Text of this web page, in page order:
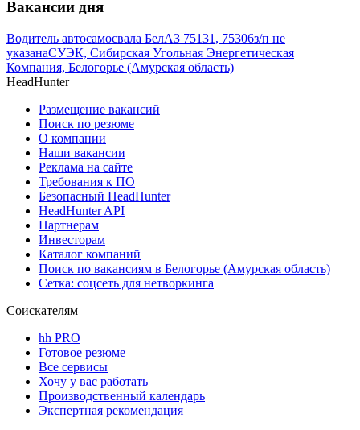
Вакансии дня
Водитель автосамосвала БелАЗ 75131, 75306з/п не
указанаСУЭК, Сибирская Угольная Энергетическая
Компания, Белогорье (Амурская область)
HeadHunter
Размещение вакансий
Поиск по резюме
О компании
Наши вакансии
Реклама на сайте
Требования к ПО
Безопасный HeadHunter
HeadHunter API
Партнерам
Инвесторам
Каталог компаний
Поиск по вакансиям в Белогорье (Амурская область)
Сетка: соцсеть для нетворкинга
Соискателям
hh PRO
Готовое резюме
Все сервисы
Хочу у вас работать
Производственный календарь
Экспертная рекомендация